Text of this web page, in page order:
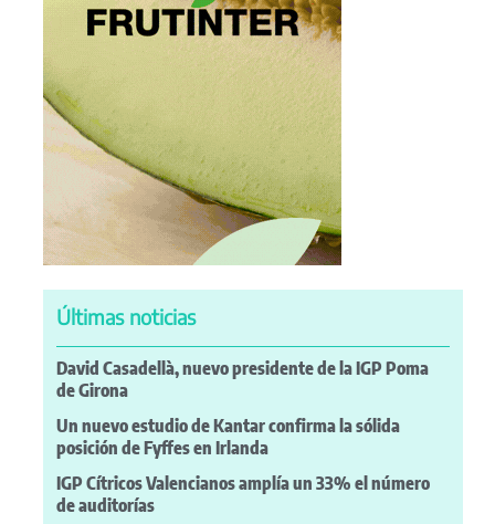
Últimas noticias
David Casadellà, nuevo presidente de la IGP Poma
de Girona
Un nuevo estudio de Kantar confirma la sólida
posición de Fyffes en Irlanda
IGP Cítricos Valencianos amplía un 33% el número
de auditorías